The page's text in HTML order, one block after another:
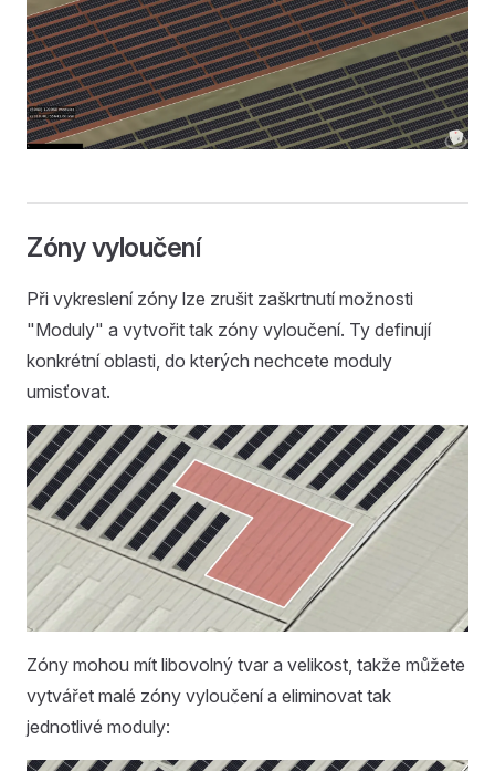
Zóny vyloučení
Při vykreslení zóny lze zrušit zaškrtnutí možnosti
"Moduly" a vytvořit tak zóny vyloučení. Ty definují
konkrétní oblasti, do kterých nechcete moduly
umisťovat.
Zóny mohou mít libovolný tvar a velikost, takže můžete
vytvářet malé zóny vyloučení a eliminovat tak
jednotlivé moduly: